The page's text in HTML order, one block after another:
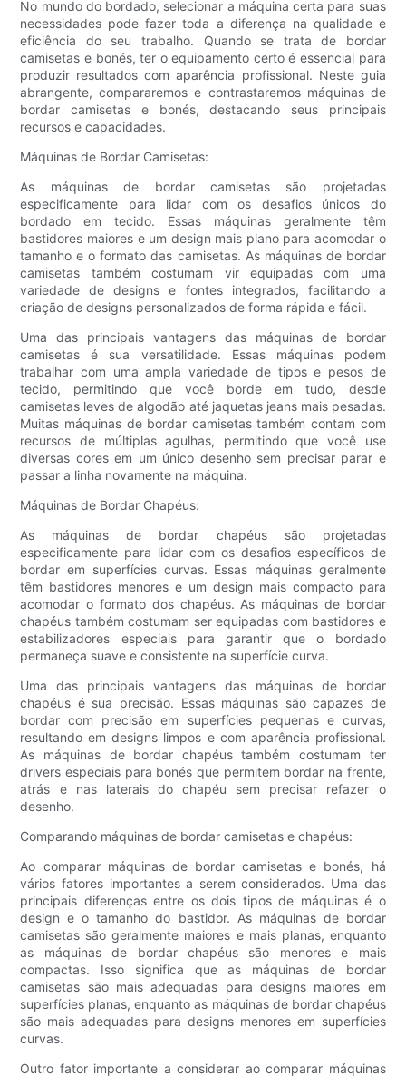
No mundo do bordado, selecionar a máquina certa para suas
necessidades pode fazer toda a diferença na qualidade e
eficiência do seu trabalho. Quando se trata de bordar
camisetas e bonés, ter o equipamento certo é essencial para
produzir resultados com aparência profissional. Neste guia
abrangente, compararemos e contrastaremos máquinas de
bordar camisetas e bonés, destacando seus principais
recursos e capacidades.
Máquinas de Bordar Camisetas:
As máquinas de bordar camisetas são projetadas
especificamente para lidar com os desafios únicos do
bordado em tecido. Essas máquinas geralmente têm
bastidores maiores e um design mais plano para acomodar o
tamanho e o formato das camisetas. As máquinas de bordar
camisetas também costumam vir equipadas com uma
variedade de designs e fontes integrados, facilitando a
criação de designs personalizados de forma rápida e fácil.
Uma das principais vantagens das máquinas de bordar
camisetas é sua versatilidade. Essas máquinas podem
trabalhar com uma ampla variedade de tipos e pesos de
tecido, permitindo que você borde em tudo, desde
camisetas leves de algodão até jaquetas jeans mais pesadas.
Muitas máquinas de bordar camisetas também contam com
recursos de múltiplas agulhas, permitindo que você use
diversas cores em um único desenho sem precisar parar e
passar a linha novamente na máquina.
Máquinas de Bordar Chapéus:
As máquinas de bordar chapéus são projetadas
especificamente para lidar com os desafios específicos de
bordar em superfícies curvas. Essas máquinas geralmente
têm bastidores menores e um design mais compacto para
acomodar o formato dos chapéus. As máquinas de bordar
chapéus também costumam ser equipadas com bastidores e
estabilizadores especiais para garantir que o bordado
permaneça suave e consistente na superfície curva.
Uma das principais vantagens das máquinas de bordar
chapéus é sua precisão. Essas máquinas são capazes de
bordar com precisão em superfícies pequenas e curvas,
resultando em designs limpos e com aparência profissional.
As máquinas de bordar chapéus também costumam ter
drivers especiais para bonés que permitem bordar na frente,
atrás e nas laterais do chapéu sem precisar refazer o
desenho.
Comparando máquinas de bordar camisetas e chapéus:
Ao comparar máquinas de bordar camisetas e bonés, há
vários fatores importantes a serem considerados. Uma das
principais diferenças entre os dois tipos de máquinas é o
design e o tamanho do bastidor. As máquinas de bordar
camisetas são geralmente maiores e mais planas, enquanto
as máquinas de bordar chapéus são menores e mais
compactas. Isso significa que as máquinas de bordar
camisetas são mais adequadas para designs maiores em
superfícies planas, enquanto as máquinas de bordar chapéus
são mais adequadas para designs menores em superfícies
curvas.
Outro fator importante a considerar ao comparar máquinas